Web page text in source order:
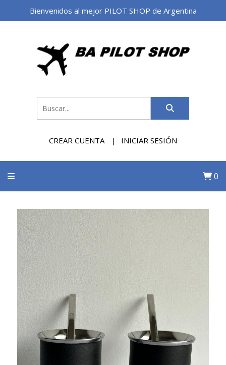
Bienvenidos al mejor PILOT SHOP de Argentina
CREAR CUENTA INICIAR SESIÓN
0